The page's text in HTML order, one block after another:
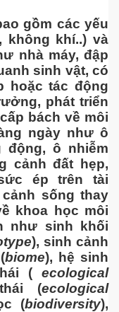
gồm các yếu
khí..) và
nhà máy, đập
sinh vật, có
hoặc tác động
phát triển
bách về môi
ngày như ô
động, ô nhiễm
cảnh đất hẹp,
ép trên tài
sống thay
khoa học môi
như sinh khối
), sinh cảnh
biome), hệ sinh
(ecological
(ecological
(biodiversity),